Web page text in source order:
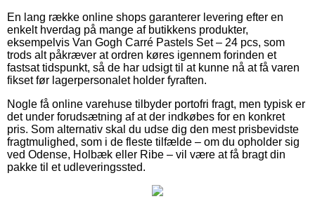
En lang række online shops garanterer levering efter en
enkelt hverdag på mange af butikkens produkter,
eksempelvis Van Gogh Carré Pastels Set – 24 pcs, som
trods alt påkræver at ordren køres igennem forinden et
fastsat tidspunkt, så de har udsigt til at kunne nå at få varen
fikset før lagerpersonalet holder fyraften.
Nogle få online varehuse tilbyder portofri fragt, men typisk er
det under forudsætning af at der indkøbes for en konkret
pris. Som alternativ skal du udse dig den mest prisbevidste
fragtmulighed, som i de fleste tilfælde – om du opholder sig
ved Odense, Holbæk eller Ribe – vil være at få bragt din
pakke til et udleveringssted.